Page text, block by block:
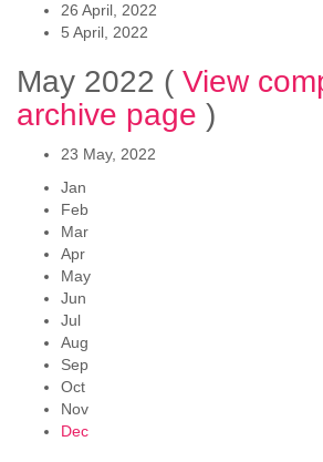
26 April, 2022
5 April, 2022
May 2022 ( View
archive page )
23 May, 2022
Jan
Feb
Mar
Apr
May
Jun
Jul
Aug
Sep
Oct
Nov
Dec